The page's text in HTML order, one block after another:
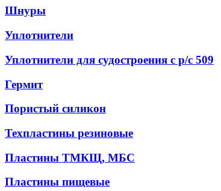
Шнуры
Уплотнители
Уплотнители для судостроения с р/с 509
Гермит
Пористый силикон
Техпластины резиновые
Пластины ТМКЩ, МБС
Пластины пищевые